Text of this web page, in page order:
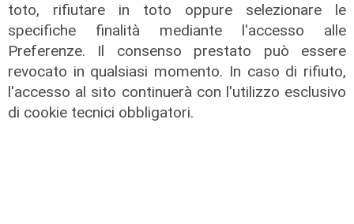
toto, rifiutare in toto oppure selezionare le
specifiche finalità mediante l'accesso alle
Preferenze. Il consenso prestato può essere
revocato in qualsiasi momento. In caso di rifiuto,
l'accesso al sito continuerà con l'utilizzo esclusivo
di cookie tecnici obbligatori.